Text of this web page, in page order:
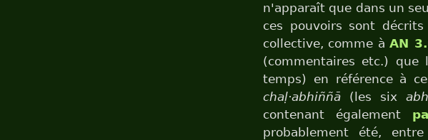
n'apparaît que dans un
ces pouvoirs sont
collective, comme àAN
(commentaires etc.)
temps) en référence à
chaḷ·abhiññā (les six
contenant également
probablement été,